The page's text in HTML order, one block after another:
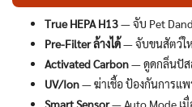
True HEPA H13— จับ Pet
Pre-Filter ล้างได้— จับขนสัตว์ใ
Activated Carbon— ดูดกลิ่นปัส
UV/Ion— ฆ่าเชื้อ ป้องกันการแพ
Smart Sensor— Auto Mode เ